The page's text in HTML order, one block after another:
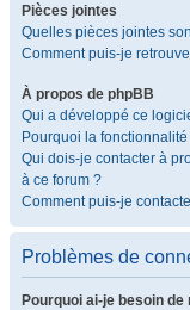
Pièces jointes
Quelles pièces jointes
Comment puis-je
À propos de phpBB
Qui a développé ce
Pourquoi la
Qui dois-je contacter à
à ce forum ?
Comment puis-je
Problèmes de
Pourquoi ai-je besoin de